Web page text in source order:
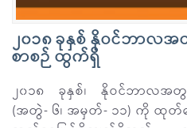
၂၀၁၈ ခုနှစ် နိုဝင်ဘာလအ
စာစဉ် ထွက်ရှိ
၂၀၁၈ ခုနှစ်၊ နိုဝင်ဘာလအတွ
(အတွဲ- ၆၊ အမှတ်- ၁၁) ကို ထုတ်ဝေ